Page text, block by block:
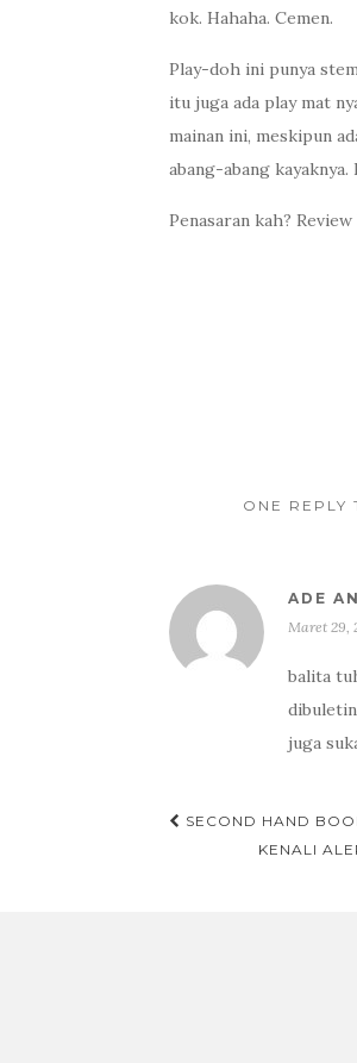
kok. Hahaha. Cemen.
Play-doh ini punya
itu juga ada play mat
mainan ini, meskipun
abang-abang kayaknya.
Penasaran kah?
ONE REPLY
ADE
Maret 29,
balita
juga
Post
SECOND HAND
KENALI